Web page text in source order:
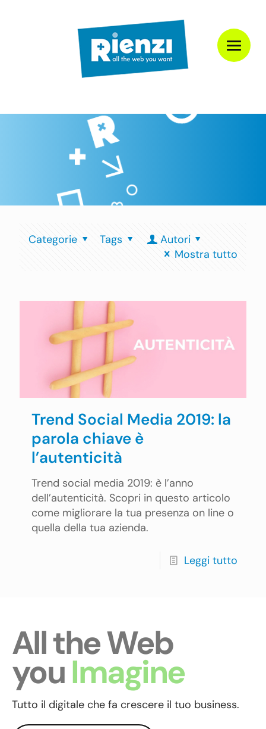
Categorie Tags
Autori
Mostra tutto
Trend Social Media 2019: la
parola chiave è
l’autenticità
Trend social media 2019: è l’anno
dell’autenticità. Scopri in questo articolo
come migliorare la tua presenza on line o
quella della tua azienda.
Leggi tutto
All the Web
youImagine
Tutto il digitale che fa crescere il tuo business.